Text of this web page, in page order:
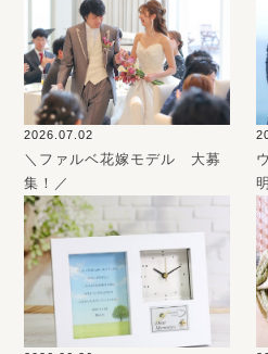
2026.07.02
＼ファルベ花嫁モデル 大募
集！／